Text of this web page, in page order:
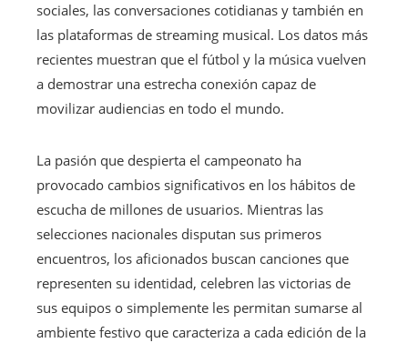
sociales, las conversaciones cotidianas y también en
las plataformas de streaming musical. Los datos más
recientes muestran que el fútbol y la música vuelven
a demostrar una estrecha conexión capaz de
movilizar audiencias en todo el mundo.
La pasión que despierta el campeonato ha
provocado cambios significativos en los hábitos de
escucha de millones de usuarios. Mientras las
selecciones nacionales disputan sus primeros
encuentros, los aficionados buscan canciones que
representen su identidad, celebren las victorias de
sus equipos o simplemente les permitan sumarse al
ambiente festivo que caracteriza a cada edición de la